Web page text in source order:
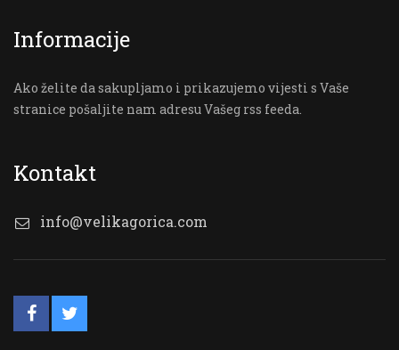
Informacije
Ako želite da sakupljamo i prikazujemo vijesti s Vaše
stranice pošaljite nam adresu Vašeg rss feeda.
Kontakt
info@velikagorica.com